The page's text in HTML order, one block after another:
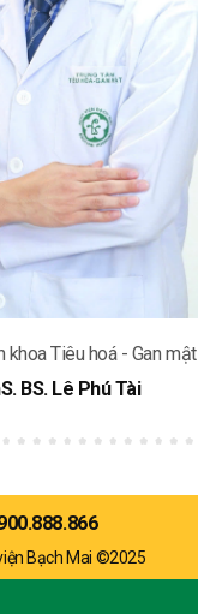
khoa Tiêu hoá - Gan mật
BS. Lê Phú Tài
Bạch Mai ©2025